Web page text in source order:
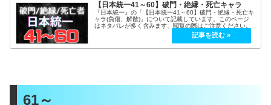
【日本統一41～60】破門・絶縁・死亡キャラ
『日本統一』の「【日本統一41～60】破門・絶縁・死亡キ
ャラ(負傷、解散)」について記載しています。このページ
はネタバレが多く含みます、閲覧の際はご注意ください。
61～